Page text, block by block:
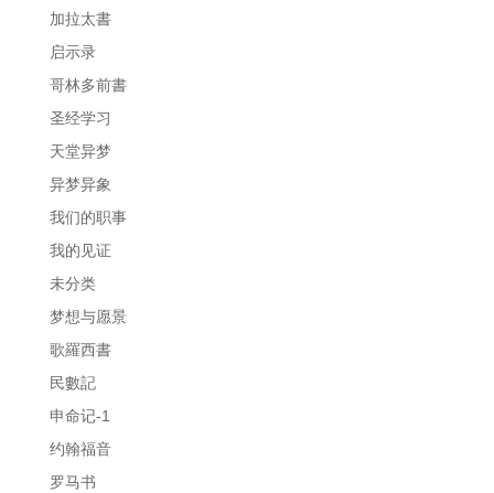
加拉太書
启示录
哥林多前書
圣经学习
天堂异梦
异梦异象
我们的职事
我的见证
未分类
梦想与愿景
歌羅西書
民數記
申命记-1
约翰福音
罗马书